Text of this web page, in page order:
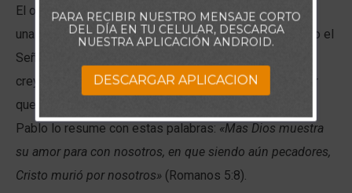
El odio que enfrentan los creyentes no es personal; es
una oposición a Cristo mismo. Pero en ningún momento el
Señor instruyó a responder con odio. Al contrario, los
creyentes están llamados a seguir Su ejemplo: un amor
que se entrega incluso por aquellos que lo rechazan.
Pablo lo resume con estas palabras: «Mas Dios muestra
su amor para con nosotros, en que siendo aún pecadores,
Cristo murió por nosotros» (Romanos 5:8).
PARA RECIBIR NUESTRO MENSAJE CORTO
DEL DÍA EN TU CELULAR, DESCARGA
NUESTRA APLICACIÓN ANDROID.
DESCARGAR APLICACION